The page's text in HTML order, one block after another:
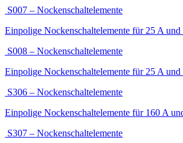
S007 – Nockenschaltelemente
Einpolige Nockenschaltelemente für 25 A und
S008 – Nockenschaltelemente
Einpolige Nockenschaltelemente für 25 A und
S306 – Nockenschaltelemente
Einpolige Nockenschaltelemente für 160 A
S307 – Nockenschaltelemente